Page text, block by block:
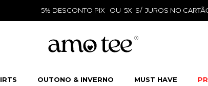
5% DESCONTO PIX OU 5X S/ JUROS NO CARTÃO
OUTONO & INVERNO MUST HAVE